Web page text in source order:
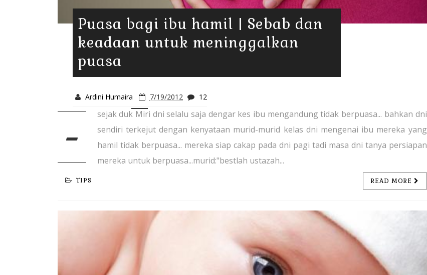
Puasa bagi ibu hamil | Sebab dan
keadaan untuk meninggalkan
puasa
Ardini Humaira 7/19/2012 12
-
sejak duk Miri dni selalu saja dengar kes ibu mengandung tidak berpuasa... bahkan dni
sendiri terkejut dengan kenyataan murid-murid kelas dni mengenai ibu mereka yang
hamil tidak berpuasa... mereka siap cakap pada dni pagi tadi masa dni tanya persiapan
mereka untuk berpuasa...murid:"bestlah ustazah...
TIPS READ MORE